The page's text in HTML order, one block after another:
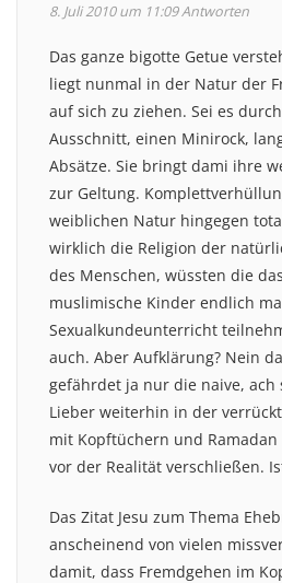
8. Juli 2010 um 11:09Antworten
Das ganze bigotte Getue
liegt nunmal in der Natur der
auf sich zu ziehen. Sei es
Ausschnitt, einen Minirock,
Absätze. Sie bringt dami ihre
zur Geltung.
weiblichen Natur hingegen
wirklich die Religion der
des Menschen, wüssten die
muslimische Kinder endlich
Sexualkundeunterricht
auch. Aber Aufklärung? Nein
gefährdet ja nur die naive, ach
Lieber weiterhin in der
mit Kopftüchern und
vor der Realität verschließen.
Das Zitat Jesu zum Thema
anscheinend von vielen
damit, dass Fremdgehen im